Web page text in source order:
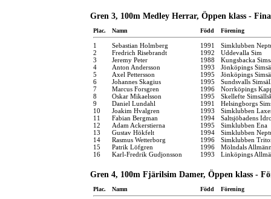
Gren 3, 100m Medley Herrar, Öppen klass -
Plac. Namn Född Förening
1 Sebastian Holmberg 1991
Simklubben
2
Fredrich Risebrandt 1992
Uddevalla Sim
3
Jeremy Peter 1988
Kungsbacka
4
Anton Andersson 1993
Jönköpings
5
Axel Pettersson 1995
Jönköpings
6
Johannes Skagius 1995
Sundsvalls
7
Marcus Forsgren 1996
Norrköpings
8
Oskar Mikaelsson 1995
Skellefte
9
Daniel Lundahl 1991
Helsingborgs
10
Joakim Hvalgren 1993
Simklubben
11
Fabian Bergman 1994
Saltsjöbadens
12
Adam Ackerstierna 1995
Simklubben Ena
13
Gustav Hökfelt 1994
Simklubben
14
Rasmus Wetterborg 1996
Simklubben
15
Patrik Löfgren 1996
Mölndals
16
Karl-Fredrik Gudjonsson 1993 Linköpings
Gren 4, 100m Fjärilsim Damer, Öppen klass -
Plac. Namn Född Förening